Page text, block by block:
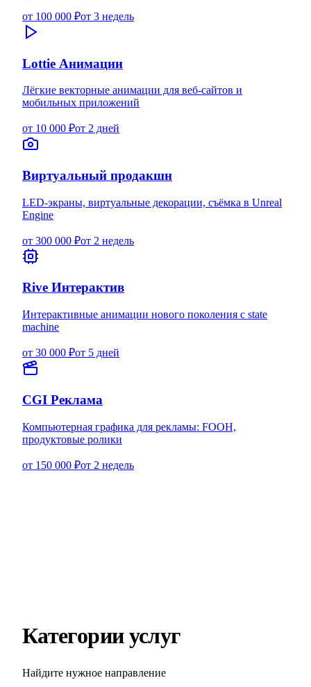
от 100 000 ₽от 3 недель
Lottie Анимации
Лёгкие векторные анимации для веб-сайтов и
мобильных приложений
от 10 000 ₽от 2 дней
Виртуальный продакшн
LED-экраны, виртуальные декорации, съёмка в Unreal
Engine
от 300 000 ₽от 2 недель
Rive Интерактив
Интерактивные анимации нового поколения с state
machine
от 30 000 ₽от 5 дней
CGI Реклама
Компьютерная графика для рекламы: FOOH,
продуктовые ролики
от 150 000 ₽от 2 недель
Категории услуг
Найдите нужное направление